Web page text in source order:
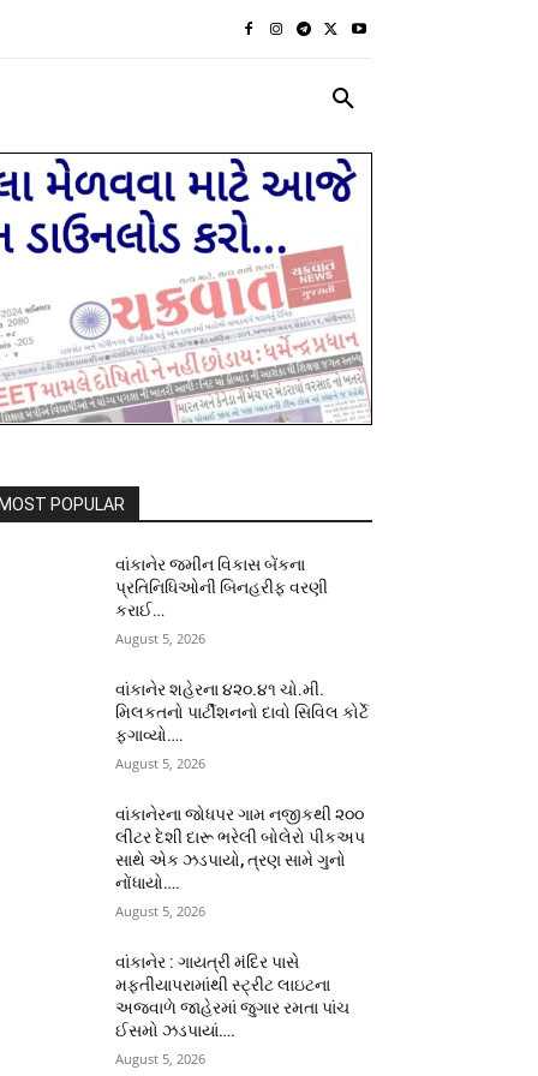
MOST POPULAR
વાંકાનેર જમીન વિકાસ બેંકના
પ્રતિનિધિઓની બિનહરીફ વરણી
કરાઈ…
August 5, 2026
વાંકાનેર શહેરના ૪૨૦.૪૧ ચો.મી.
મિલકતનો પાર્ટીશનનો દાવો સિવિલ કોર્ટે
ફગાવ્યો….
August 5, 2026
વાંકાનેરના જોધપર ગામ નજીકથી ૨૦૦
લીટર દેશી દારૂ ભરેલી બોલેરો પીકઅપ
સાથે એક ઝડપાયો, ત્રણ સામે ગુનો
નોંધાયો….
August 5, 2026
વાંકાનેર : ગાયત્રી મંદિર પાસે
મફતીયાપરામાંથી સ્ટ્રીટ લાઇટના
અજવાળે જાહેરમાં જુગાર રમતા પાંચ
ઈસમો ઝડપાયાં….
August 5, 2026